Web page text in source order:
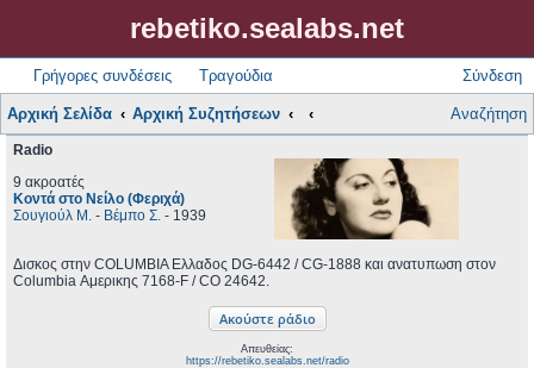
rebetiko.sealabs.net
Γρήγορες συνδέσεις Τραγούδια Σύνδεση
Αρχική Σελίδα Αρχική Συζητήσεων Αναζήτηση
Radio
9 ακροατές
Κοντά στο Νείλο (Φεριχά)
Σουγιούλ Μ. - Βέμπο Σ. - 1939
Δισκος στην COLUMBIA Ελλαδος DG-6442 / CG-1888 και ανατυπωση στον
Columbia ‎Αμερικης 7168-F / CO 24642.
Απευθείας:
https://rebetiko.sealabs.net/radio